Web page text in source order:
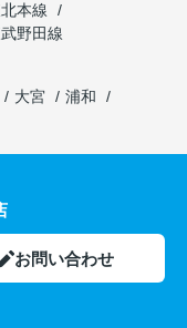
本線
野田線
大宮
浦和
お問い合わせ